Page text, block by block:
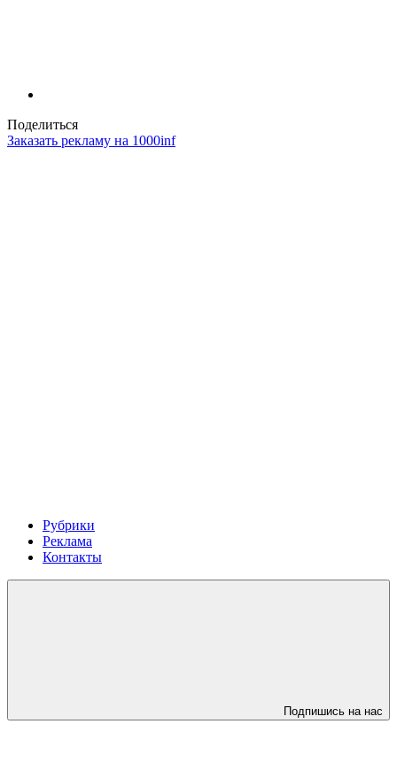
Поделиться
Заказать рекламу на 1000inf
Рубрики
Реклама
Контакты
Подпишись на нас